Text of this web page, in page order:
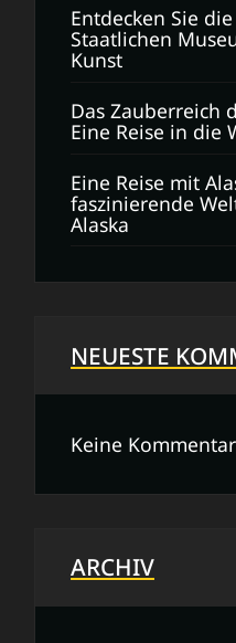
Entdecken Sie
Staatlichen
Kunst
Das Zauberreich
Eine Reise in die
Eine Reise mit
faszinierende
Alaska
NEUESTE
Keine
ARCHIV